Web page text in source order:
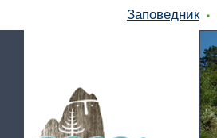
Заповедник